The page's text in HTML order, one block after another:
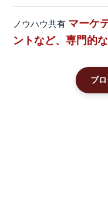
ノウハウ共有 マーケ
ントなど、専門的
ブ